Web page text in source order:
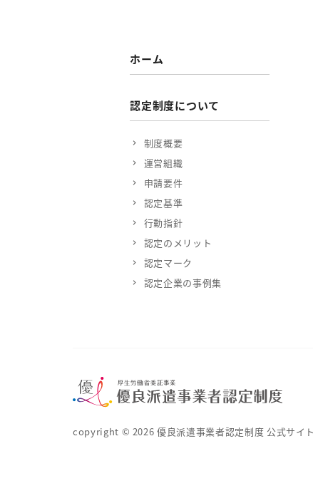
ホーム
認定制度について
制度概要
運営組織
申請要件
認定基準
行動指針
認定のメリット
認定マーク
認定企業の事例集
copyright © 2026 優良派遣事業者認定制度 公式サ